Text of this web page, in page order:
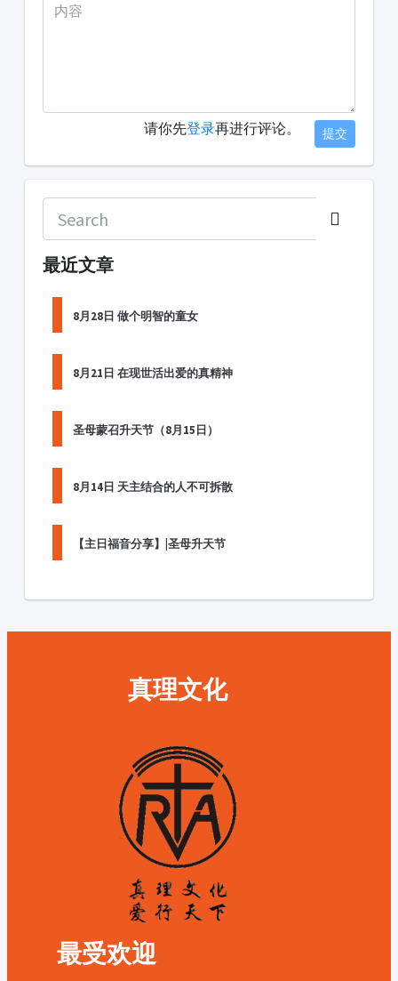
请你先登录再进行评论。 提交
最近文章
8月28日 做个明智的童女
8月21日 在现世活出爱的真精神
圣母蒙召升天节（8月15日）
8月14日 天主结合的人不可拆散
【主日福音分享】|圣母升天节
真理文化
最受欢迎